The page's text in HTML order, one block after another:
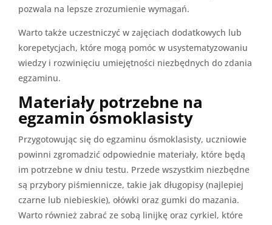
pozwala na lepsze zrozumienie wymagań.
Warto także uczestniczyć w zajęciach dodatkowych lub
korepetycjach, które mogą pomóc w usystematyzowaniu
wiedzy i rozwinięciu umiejętności niezbędnych do zdania
egzaminu.
Materiały potrzebne na
egzamin ósmoklasisty
Przygotowując się do egzaminu ósmoklasisty, uczniowie
powinni zgromadzić odpowiednie materiały, które będą
im potrzebne w dniu testu. Przede wszystkim niezbędne
są przybory piśmiennicze, takie jak długopisy (najlepiej
czarne lub niebieskie), ołówki oraz gumki do mazania.
Warto również zabrać ze sobą linijkę oraz cyrkiel, które